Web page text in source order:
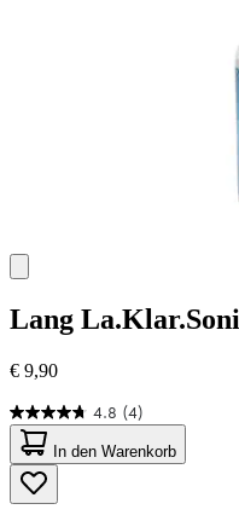
Lang
€ 9,90
4.8 (4)
4.8
von
5
Sternen.
4
In den Warenkorb